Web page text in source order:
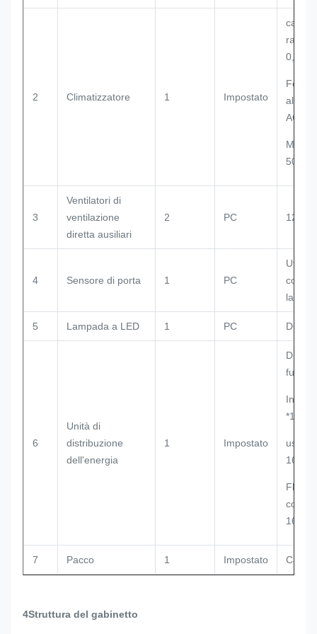
2 Climatizzatore 1 Impostato
0,5
Fonte
3
Ventilatori di
ventilazione
diretta ausiliari
2 PC 12038
4 Sensore di porta 1 PC
5 Lampada a LED 1 PC DC48V
6
Unità di
distribuzione
dell'energia
1 Impostato
Di
Input
*1;
uscita
16A/
16A/
7 Pacco 1 Impostato Cassa
4Struttura del gabinetto